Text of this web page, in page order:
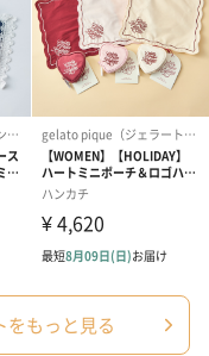
届け可能日が通常より
トグリ
）
ブーケ（ピン
（1,650円）
をもっと見る